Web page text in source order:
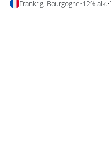
Frankrig, Bourgogne 12% alk.